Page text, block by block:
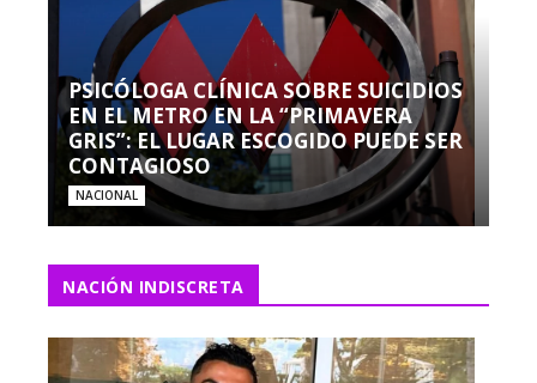
PSICÓLOGA CLÍNICA SOBRE SUICIDIOS
EN EL METRO EN LA “PRIMAVERA
GRIS”: EL LUGAR ESCOGIDO PUEDE SER
CONTAGIOSO
NACIONAL
NACIÓN INDISCRETA